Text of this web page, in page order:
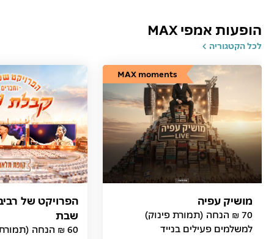
הופעות אמפי MAX
לכל הקטגוריה
מושיק עפיה
70 ₪ הנחה (תמורת פינוק)
למשלמים פעילים בנייד
MAX moments
הפרויקט של
שבת
60 ₪ הנחה (תמורת פינוק)